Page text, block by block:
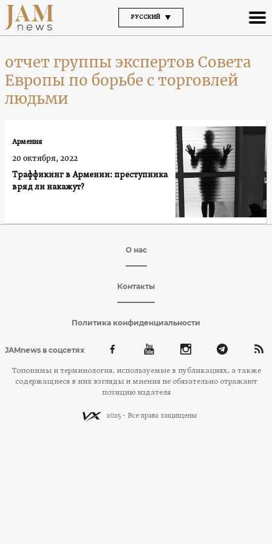
РУССКИЙ
отчет группы экспертов Совета
Европы по борьбе с торговлей
людьми
Траффикинг в Армении: преступника
вряд ли накажут?
Армения
20 октября, 2022
О нас
Контакты
Политика конфиденциальности
JAMnews в соцсетях
Топонимы и терминология, используемые в публикациях, а также
содержащиеся в них взгляды и мнения не обязательно отражают
позицию издателя
2025 - Все права защищены